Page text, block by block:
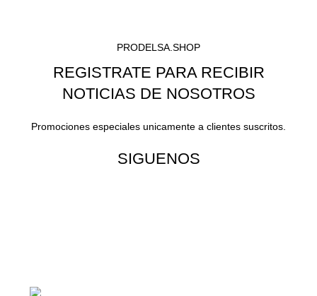
PRODELSA.SHOP
REGISTRATE PARA RECIBIR
NOTICIAS DE NOSOTROS
Promociones especiales unicamente a clientes suscritos.
SIGUENOS